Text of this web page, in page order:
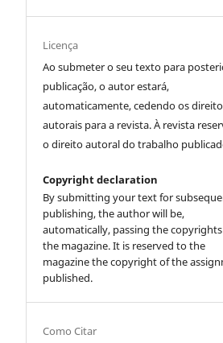
Licença
Ao submeter o seu texto para
publicação, o autor estará,
automaticamente, cedendo os
autorais para a revista. À revista
o direito autoral do trabalho
Copyright declaration
By submitting your text for
publishing, the author will be,
automatically, passing the
the magazine. It is reserved to the
magazine the copyright of the
published.
Como Citar